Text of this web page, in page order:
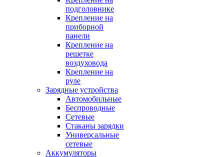
подголовнике
Крепление на
приборной
панели
Крепление на
решетке
воздуховода
Крепление на
руле
Зарядные устройства
Автомобильные
Беспроводные
Сетевые
Стаканы зарядки
Универсальные
сетевые
Аккумуляторы